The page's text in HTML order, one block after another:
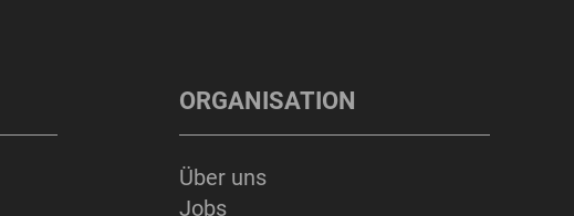
ORGANISATION
Über uns
Jobs